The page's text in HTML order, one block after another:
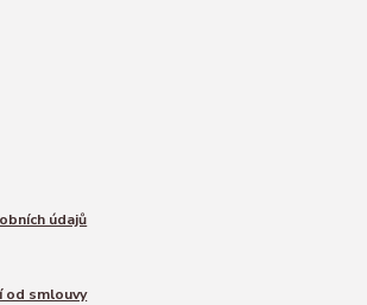
údajů
od smlouvy